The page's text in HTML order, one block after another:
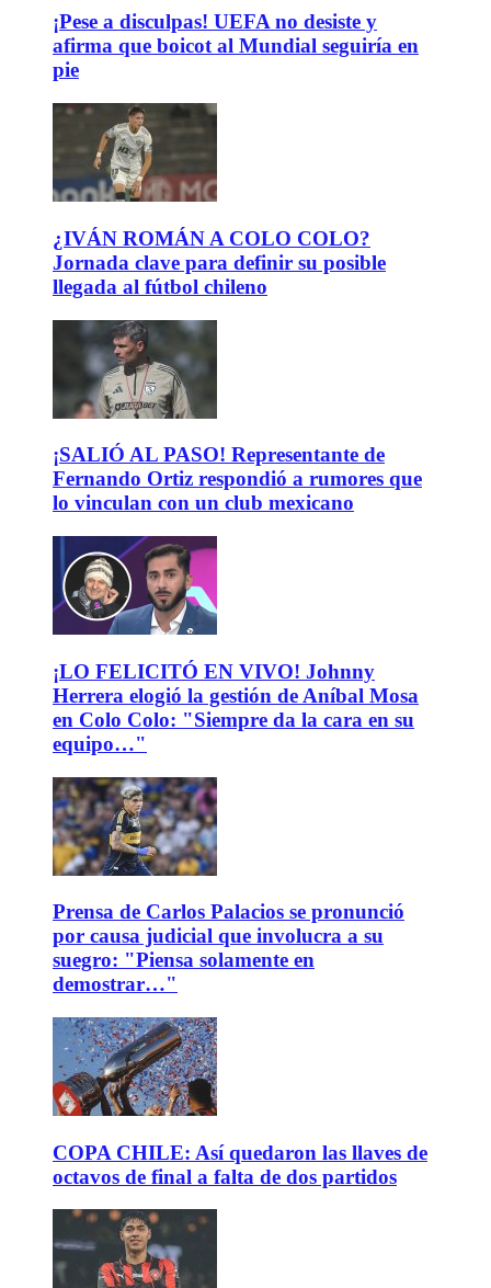
¡Pese a disculpas! UEFA no desiste y
afirma que boicot al Mundial seguiría en
pie
¿IVÁN ROMÁN A COLO COLO?
Jornada clave para definir su posible
llegada al fútbol chileno
¡SALIÓ AL PASO! Representante de
Fernando Ortiz respondió a rumores que
lo vinculan con un club mexicano
¡LO FELICITÓ EN VIVO! Johnny
Herrera elogió la gestión de Aníbal Mosa
en Colo Colo: "Siempre da la cara en su
equipo…"
Prensa de Carlos Palacios se pronunció
por causa judicial que involucra a su
suegro: "Piensa solamente en
demostrar…"
COPA CHILE: Así quedaron las llaves de
octavos de final a falta de dos partidos